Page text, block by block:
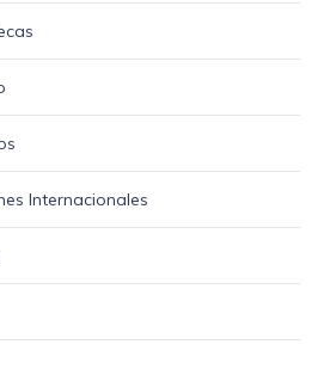
Internacionales